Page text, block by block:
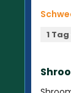
1 Tag